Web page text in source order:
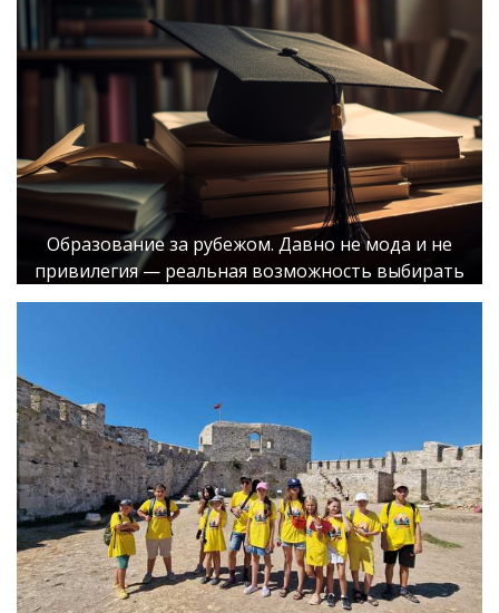
Образование за рубежом. Давно не мода и не
привилегия — реальная возможность выбирать